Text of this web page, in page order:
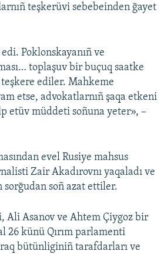
teşkerüvi sebebeinden ğayet
Poklonskayanıñ ve
toplaşuv bir buçuq saatke
ediler. Mahkeme
etse, advokatlarnıñ şaqa etkeni
etüv müddeti soñuna yeter», –
evel Rusiye mahsus
Zair Akadırovnı yaqaladı ve
sorğudan soñ azat ettiler.
Ali Asanov ve Ahtem Çiygoz bir
26 künü Qırım parlamenti
bütünliginiñ tarafdarları ve